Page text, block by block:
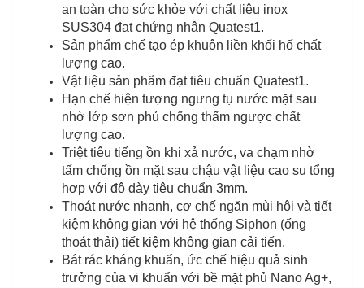
an toàn cho sức khỏe với chất liệu inox
SUS304 đạt chứng nhận Quatest1.
Sản phẩm chế tạo ép khuôn liền khối hố chất
lượng cao.
Vật liệu sản phẩm đạt tiêu chuẩn Quatest1.
Hạn chế hiện tượng ngưng tụ nước mặt sau
nhờ lớp sơn phủ chống thấm ngược chất
lượng cao.
Triệt tiêu tiếng ồn khi xả nước, va chạm nhờ
tấm chống ồn mặt sau chậu vật liệu cao su tổng
hợp với độ dày tiêu chuẩn 3mm.
Thoát nước nhanh, cơ chế ngăn mùi hôi và tiết
kiệm không gian với hệ thống Siphon (ống
thoát thải) tiết kiệm không gian cải tiến.
Bát rác kháng khuẩn, ức chế hiệu quả sinh
trưởng của vi khuẩn với bề mặt phủ Nano Ag+,